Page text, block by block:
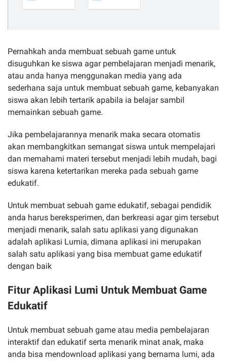
Pernahkah anda membuat sebuah game untuk
disuguhkan ke siswa agar pembelajaran menjadi menarik,
atau anda hanya menggunakan media yang ada
sederhana saja untuk membuat sebuah game, kebanyakan
siswa akan lebih tertarik apabila ia belajar sambil
memainkan sebuah game.
Jika pembelajarannya menarik maka secara otomatis
akan membangkitkan semangat siswa untuk mempelajari
dan memahami materi tersebut menjadi lebih mudah, bagi
siswa karena ketertarikan mereka pada sebuah game
edukatif.
Untuk membuat sebuah game edukatif, sebagai pendidik
anda harus bereksperimen, dan berkreasi agar gim tersebut
menjadi menarik, salah satu aplikasi yang digunakan
adalah aplikasi Lumia, dimana aplikasi ini merupakan
salah satu aplikasi yang bisa membuat game edukatif
dengan baik
Fitur Aplikasi Lumi Untuk Membuat Game
Edukatif
Untuk membuat sebuah game atau media pembelajaran
interaktif dan edukatif serta menarik minat anak, maka
anda bisa mendownload aplikasi yang bernama lumi, ada